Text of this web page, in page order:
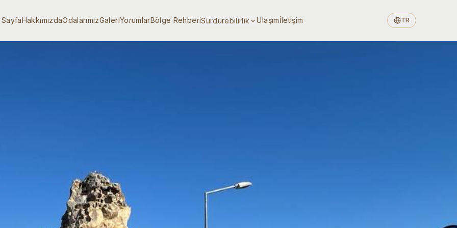
HakkımızdaOdalarımızGaleriYorumlarBölge RehberiSürdürebilirlik Ulaşımİletişim TR